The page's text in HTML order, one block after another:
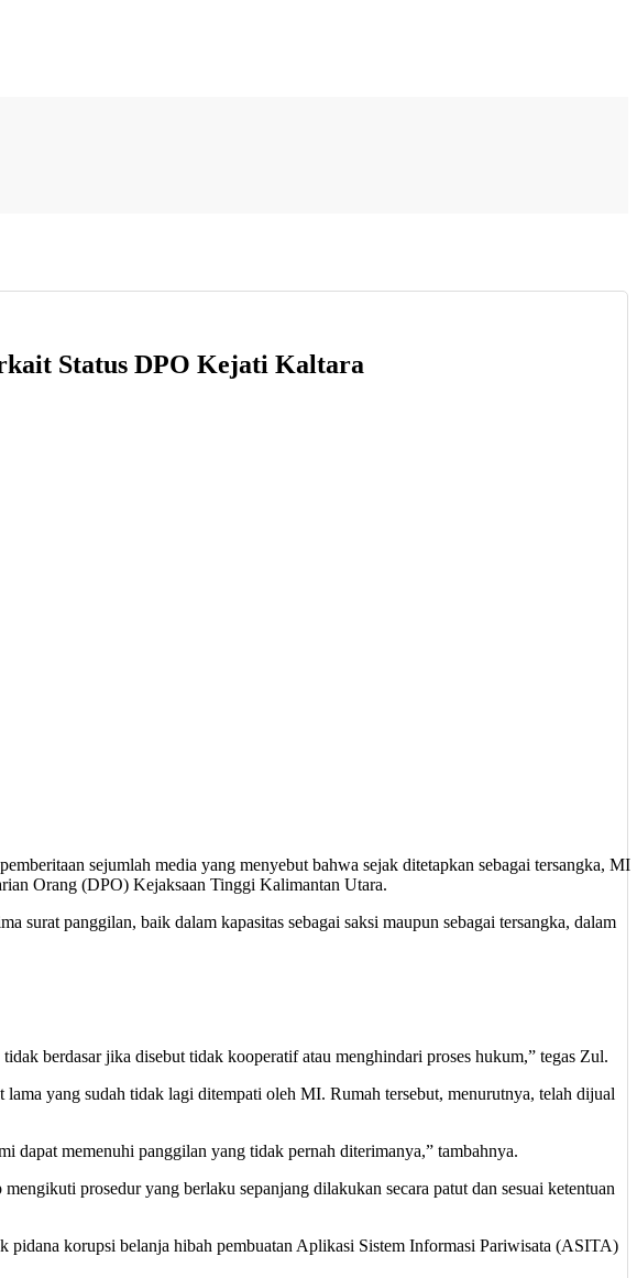
Status DPO Kejati Kaltara
sejumlah media yang menyebut bahwa sejak ditetapkan sebagai tersangka, MI
Orang (DPO) Kejaksaan Tinggi Kalimantan Utara.
surat panggilan, baik dalam kapasitas sebagai saksi maupun sebagai tersangka, dalam
berdasar jika disebut tidak kooperatif atau menghindari proses hukum,” tegas Zul.
yang sudah tidak lagi ditempati oleh MI. Rumah tersebut, menurutnya, telah dijual
memenuhi panggilan yang tidak pernah diterimanya,” tambahnya.
prosedur yang berlaku sepanjang dilakukan secara patut dan sesuai ketentuan
pidana korupsi belanja hibah pembuatan Aplikasi Sistem Informasi Pariwisata (ASITA)